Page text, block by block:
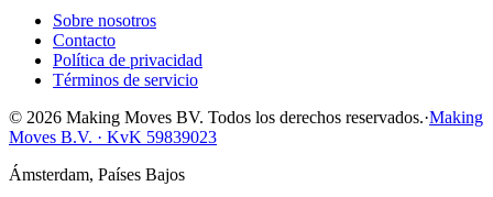
Sobre nosotros
Contacto
Política de privacidad
Términos de servicio
© 2026 Making Moves BV. Todos los derechos reservados.·Making
Moves B.V. · KvK 59839023
Ámsterdam, Países Bajos